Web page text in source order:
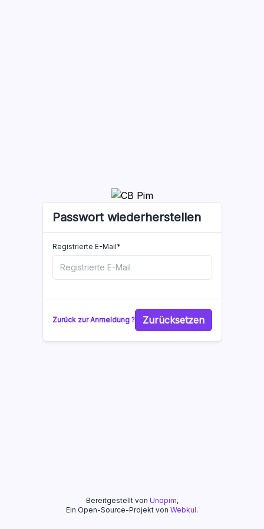
Passwort wiederherstellen
Registrierte E-Mail
Zurück zur Anmeldung ? Zurücksetzen
Bereitgestellt von Unopim,
Ein Open-Source-Projekt von Webkul.